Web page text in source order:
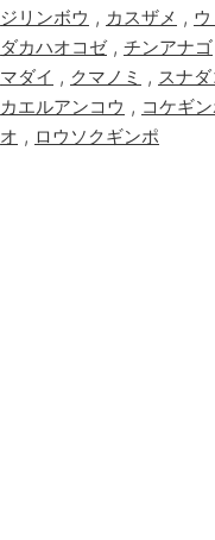
ジリンボウ , カスザメ ,
ダカハオコゼ, チンアナゴ
マダイ , クマノミ , スナダ
カエルアンコウ , コケギ
オ , ロウソクギンポ